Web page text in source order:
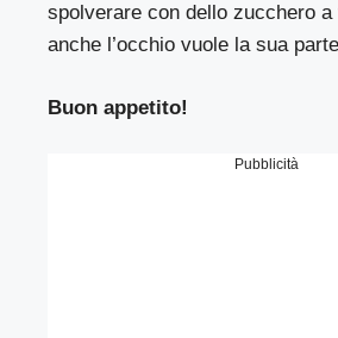
spolverare con dello zucchero
anche l’occhio vuole la sua
Buon appetito!
Pubblicità